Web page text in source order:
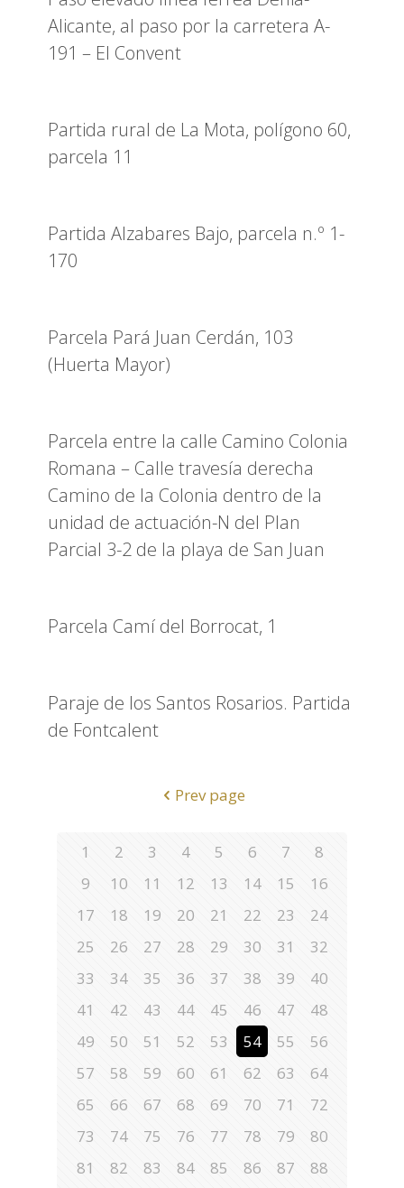
Alicante, al paso por la carretera A-
191 – El Convent
Partida rural de La Mota, polígono 60,
parcela 11
Partida Alzabares Bajo, parcela n.º 1-
170
Parcela Pará Juan Cerdán, 103
(Huerta Mayor)
Parcela entre la calle Camino Colonia
Romana – Calle travesía derecha
Camino de la Colonia dentro de la
unidad de actuación-N del Plan
Parcial 3-2 de la playa de San Juan
Parcela Camí del Borrocat, 1
Paraje de los Santos Rosarios. Partida
de Fontcalent
Prev page
1 2 3 4 5 6 7
8
9
10 11 12 13 14 15
16
17
18 19 20 21 22 23
24
25
26 27 28 29 30 31
32
33
34 35 36 37 38 39
40
41
42 43 44 45 46 47
48
49
50 51 52 53 54 55
56
57
58 59 60 61 62 63
64
65
66 67 68 69 70 71
72
73
74 75 76 77 78 79
80
81
82 83 84 85 86 87
88